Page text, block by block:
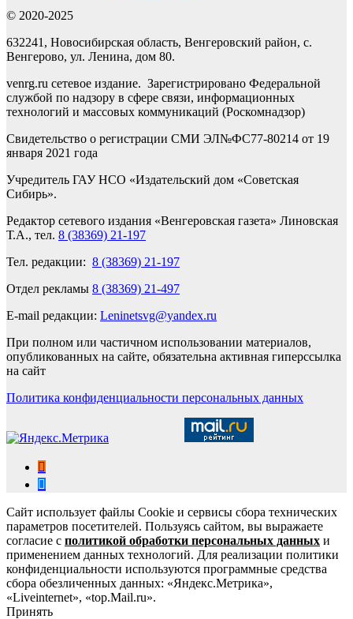
© 2020-2025
632241, Новосибирская область, Венгеровский район, с.
Венгерово, ул. Ленина, дом 80.
venrg.ru сетевое издание. Зарегистрировано Федеральной
службой по надзору в сфере связи, информационных
технологий и массовых коммуникаций (Роскомнадзор)
Свидетельство о регистрации СМИ ЭЛ№ФС77-80214 от 19
января 2021 года
Учредитель ГАУ НСО «Издательский дом «Советская
Сибирь».
Редактор сетевого издания «Венгеровская газета» Линовская
Т.А., тел. 8 (38369) 21-197
Тел. редакции: 8 (38369) 21-197
Отдел рекламы 8 (38369) 21-497
E-mail редакции: Leninetsvg@yandex.ru
При полном или частичном использовании материалов,
опубликованных на сайте, обязательна активная гиперссылка
на сайт
Политика конфиденциальности персональных данных
Сайт использует файлы Cookie и сервисы сбора технических
параметров посетителей. Пользуясь сайтом, вы выражаете
согласие с политикой обработки персональных данных и
применением данных технологий. Для реализации политики
конфиденциальности используются программные средства
сбора обезличенных данных: «Яндекс.Метрика»,
«Liveinternet», «top.Mail.ru».
Принять